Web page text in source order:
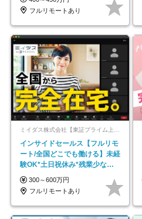
フルリモートあり
ミイダス株式会社【東証プライム上場パーソルグループ】
インサイドセールス【フルリモ
ート/全国どこでも働ける】未経
験OK*土日祝休み*残業少なめ*
在宅勤務手当あり
300～600万円
フルリモートあり